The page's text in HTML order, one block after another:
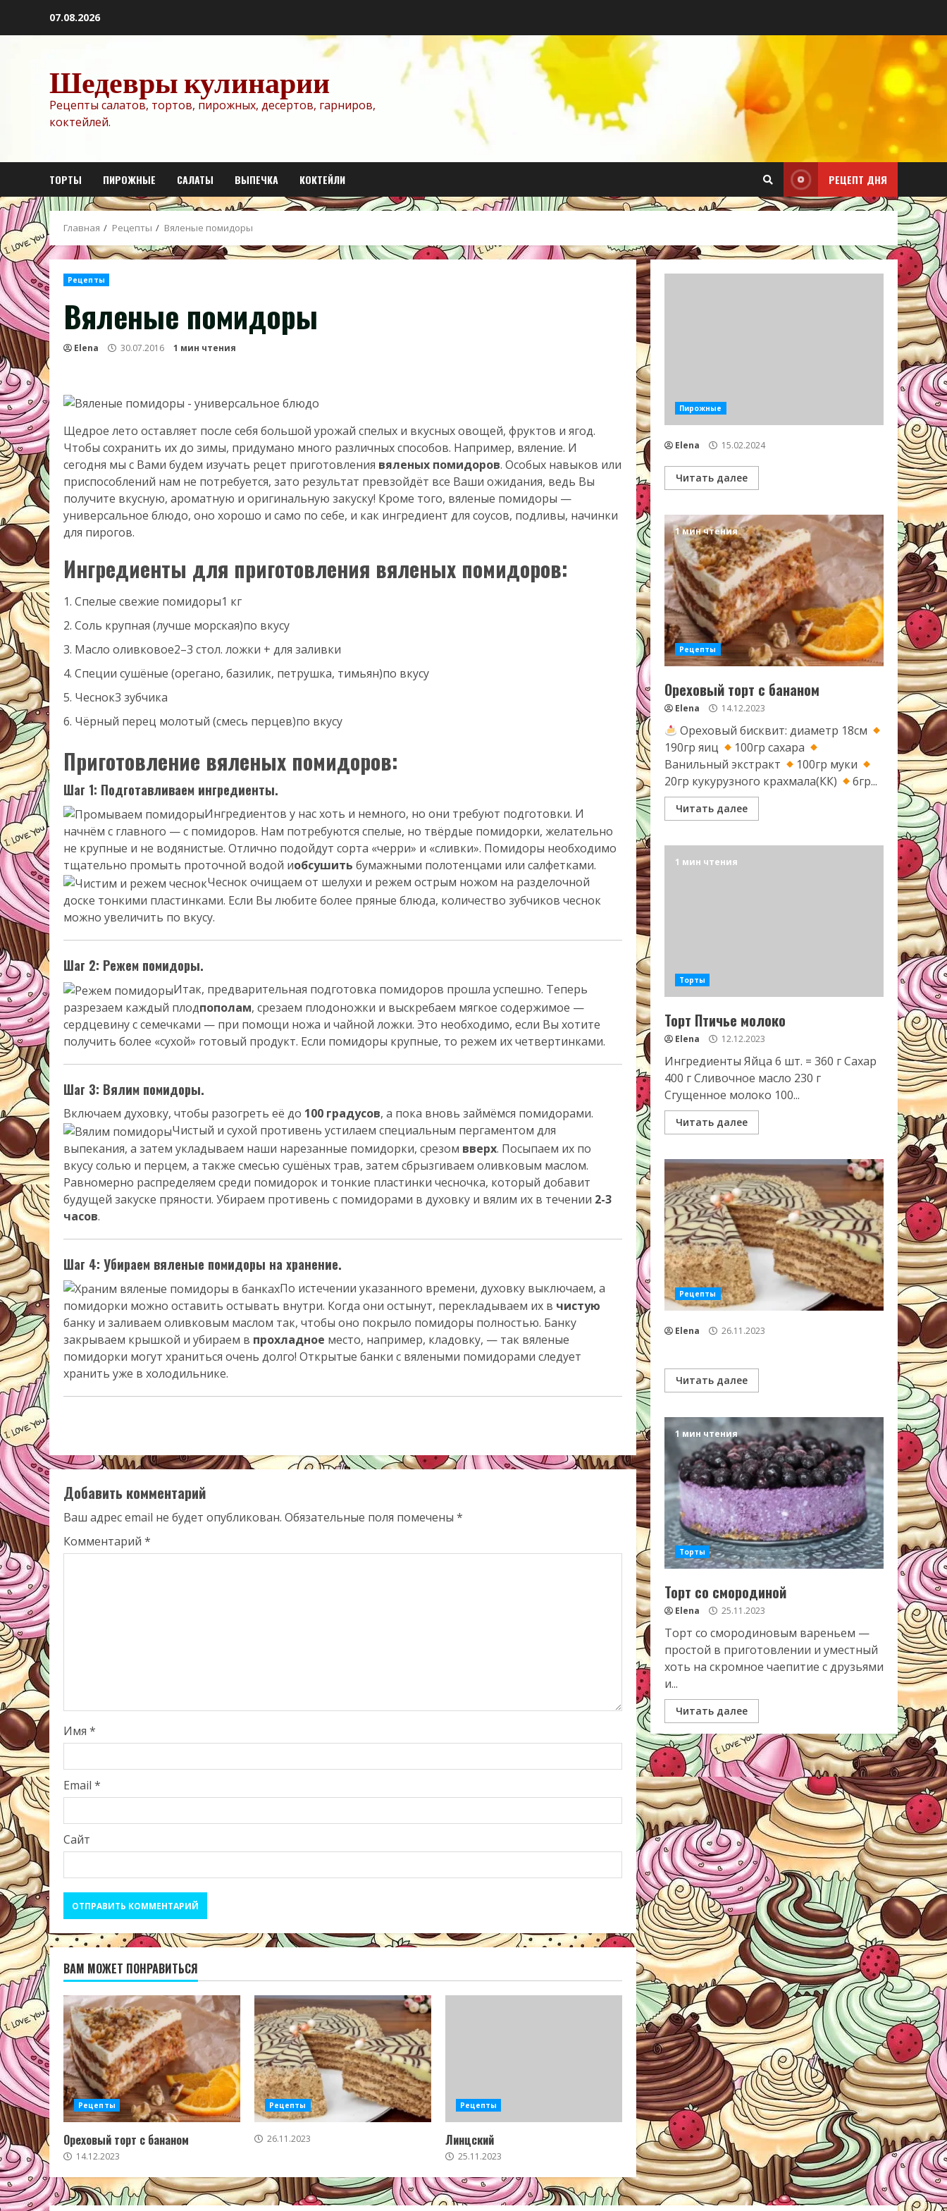
07.08.2026
Шедевры кулинарии
Рецепты салатов, тортов, пирожных, десертов, гарниров,
коктейлей.
ТОРТЫ ПИРОЖНЫЕ САЛАТЫ ВЫПЕЧКА КОКТЕЙЛИ РЕЦЕПТ ДНЯ
Главная Рецепты Вяленые помидоры
Рецепты
Вяленые помидоры
Elena 30.07.2016 1 мин чтения
Щедрое лето оставляет после себя большой урожай спелых и вкусных овощей, фруктов и ягод.
Чтобы сохранить их до зимы, придумано много различных способов. Например, вяление. И
сегодня мы с Вами будем изучать рецет приготовления вяленых помидоров. Особых навыков или
приспособлений нам не потребуется, зато результат превзойдёт все Ваши ожидания, ведь Вы
получите вкусную, ароматную и оригинальную закуску! Кроме того, вяленые помидоры —
универсальное блюдо, оно хорошо и само по себе, и как ингредиент для соусов, подливы, начинки
для пирогов.
Ингредиенты для приготовления вяленых помидоров:
Спелые свежие помидоры1 кг
Соль крупная (лучше морская)по вкусу
Масло оливковое2–3 стол. ложки + для заливки
Специи сушёные (орегано, базилик, петрушка, тимьян)по вкусу
Чеснок3 зубчика
Чёрный перец молотый (смесь перцев)по вкусу
Приготовление вяленых помидоров:
Шаг 1: Подготавливаем ингредиенты.
Ингредиентов у нас хоть и немного, но они требуют подготовки. И
начнём с главного — с помидоров. Нам потребуются спелые, но твёрдые помидорки, желательно
не крупные и не водянистые. Отлично подойдут сорта «черри» и «сливки». Помидоры необходимо
тщательно промыть проточной водой иобсушить бумажными полотенцами или салфетками.
Чеснок очищаем от шелухи и режем острым ножом на разделочной
доске тонкими пластинками. Если Вы любите более пряные блюда, количество зубчиков чеснок
можно увеличить по вкусу.
Шаг 2: Режем помидоры.
Итак, предварительная подготовка помидоров прошла успешно. Теперь
разрезаем каждый плодпополам, срезаем плодоножки и выскребаем мягкое содержимое —
сердцевину с семечками — при помощи ножа и чайной ложки. Это необходимо, если Вы хотите
получить более «сухой» готовый продукт. Если помидоры крупные, то режем их четвертинками.
Шаг 3: Вялим помидоры.
Включаем духовку, чтобы разогреть её до 100 градусов, а пока вновь займёмся помидорами.
Чистый и сухой противень устилаем специальным пергаментом для
выпекания, а затем укладываем наши нарезанные помидорки, срезом вверх. Посыпаем их по
вкусу солью и перцем, а также смесью сушёных трав, затем сбрызгиваем оливковым маслом.
Равномерно распределяем среди помидорок и тонкие пластинки чесночка, который добавит
будущей закуске пряности. Убираем противень с помидорами в духовку и вялим их в течении 2-3
часов.
Шаг 4: Убираем вяленые помидоры на хранение.
По истечении указанного времени, духовку выключаем, а
помидорки можно оставить остывать внутри. Когда они остынут, перекладываем их в чистую
банку и заливаем оливковым маслом так, чтобы оно покрыло помидоры полностью. Банку
закрываем крышкой и убираем в прохладное место, например, кладовку, — так вяленые
помидорки могут храниться очень долго! Открытые банки с вялеными помидорами следует
хранить уже в холодильнике.
Добавить комментарий
Ваш адрес email не будет опубликован. Обязательные поля помечены *
Комментарий *
Имя *
Email *
Сайт
ВАМ МОЖЕТ ПОНРАВИТЬСЯ
Рецепты
Ореховый торт с бананом
14.12.2023
Рецепты
26.11.2023
Рецепты
Линцский
25.11.2023
Пирожные
Elena 15.02.2024
Читать далее
1 мин чтения
Рецепты
Ореховый торт с бананом
Elena 14.12.2023
Ореховый бисквит: диаметр 18см
190гр яиц
100гр сахара
Ванильный экстракт
100гр муки
20гр кукурузного крахмала(КК)
6гр...
Читать далее
1 мин чтения
Торты
Торт Птичье молоко
Elena 12.12.2023
Ингредиенты Яйца 6 шт. = 360 г Сахар
400 г Сливочное масло 230 г
Сгущенное молоко 100...
Читать далее
Рецепты
Elena 26.11.2023
Читать далее
1 мин чтения
Торты
Торт со смородиной
Elena 25.11.2023
Торт со смородиновым вареньем —
простой в приготовлении и уместный
хоть на скромное чаепитие с друзьями
и...
Читать далее